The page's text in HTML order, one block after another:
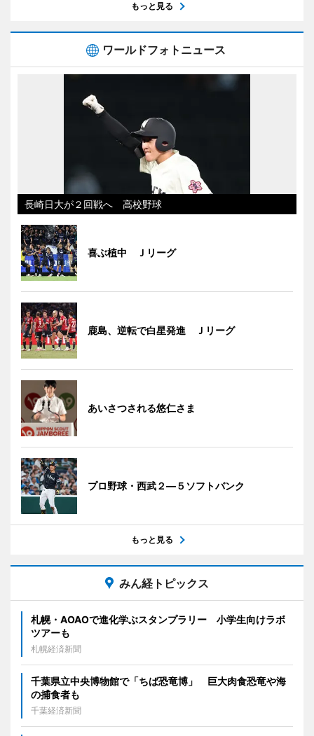
もっと見る
ワールドフォトニュース
長崎日大が２回戦へ 高校野球
喜ぶ植中 Ｊリーグ
鹿島、逆転で白星発進 Ｊリーグ
あいさつされる悠仁さま
プロ野球・西武２―５ソフトバンク
もっと見る
みん経トピックス
札幌・AOAOで進化学ぶスタンプラリー 小学生向けラボ
ツアーも
札幌経済新聞
千葉県立中央博物館で「ちば恐竜博」 巨大肉食恐竜や海
の捕食者も
千葉経済新聞